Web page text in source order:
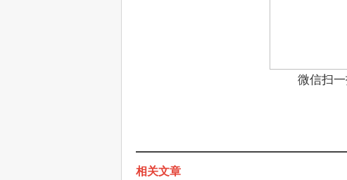
微信扫
相关文章